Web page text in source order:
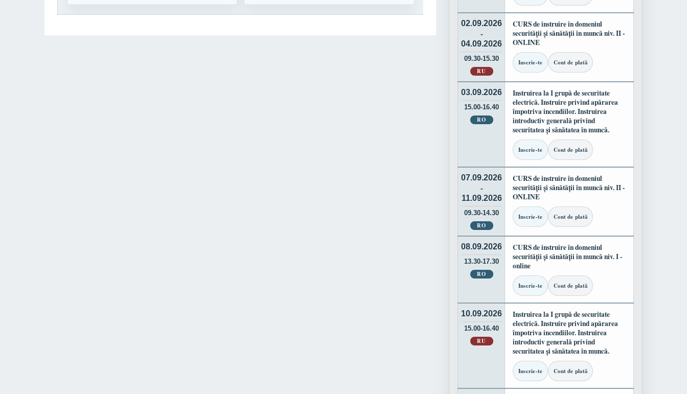
02.09.2026
-
04.09.2026
09.30-15.30
RU
CURS de instruire în domeniul
securității și sănătății în muncă niv. II -
ONLINE
Inscrie-te Cont de plată
03.09.2026
15.00-16.40
RO
Instruirea la I grupă de securitate
electrică. Instruire privind apărarea
împotriva incendiilor. Instruirea
introductiv generală privind
securitatea și sănătatea în muncă.
Inscrie-te Cont de plată
07.09.2026
-
11.09.2026
09.30-14.30
RO
CURS de instruire în domeniul
securității și sănătății în muncă niv. II -
ONLINE
Inscrie-te Cont de plată
08.09.2026
13.30-17.30
RO
CURS de instruire în domeniul
securității și sănătății în muncă niv. I -
online
Inscrie-te Cont de plată
10.09.2026
15.00-16.40
RU
Instruirea la I grupă de securitate
electrică. Instruire privind apărarea
împotriva incendiilor. Instruirea
introductiv generală privind
securitatea și sănătatea în muncă.
Inscrie-te Cont de plată